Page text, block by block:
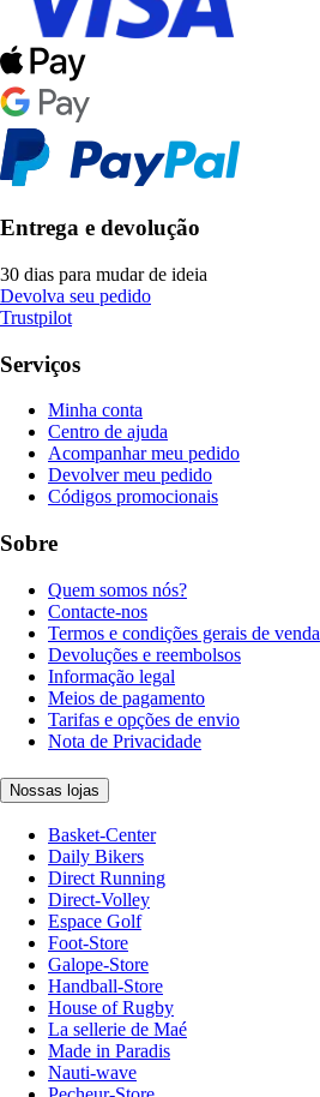
Entrega e devolução
30 dias para mudar de ideia
Devolva seu pedido
Trustpilot
Serviços
Minha conta
Centro de ajuda
Acompanhar meu pedido
Devolver meu pedido
Códigos promocionais
Sobre
Quem somos nós?
Contacte-nos
Termos e condições gerais de venda
Devoluções e reembolsos
Informação legal
Meios de pagamento
Tarifas e opções de envio
Nota de Privacidade
Nossas lojas
Basket-Center
Daily Bikers
Direct Running
Direct-Volley
Espace Golf
Foot-Store
Galope-Store
Handball-Store
House of Rugby
La sellerie de Maé
Made in Paradis
Nauti-wave